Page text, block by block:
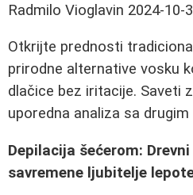
Radmilo Vioglavin 2024-10-
Otkrijte prednosti
prirodne alternative vosku
dlačice bez iritacije. Saveti
uporedna analiza sa
Depilacija šećerom:
savremene ljubitelje